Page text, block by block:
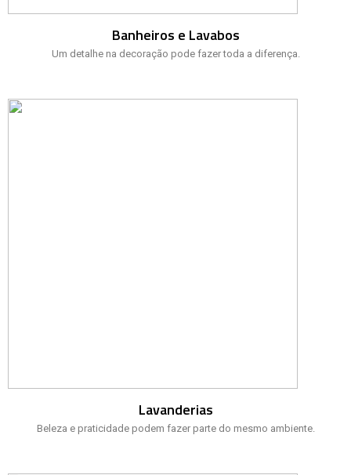
Banheiros e Lavabos
Um detalhe na decoração pode fazer toda a diferença.
Lavanderias
Beleza e praticidade podem fazer parte do mesmo ambiente.